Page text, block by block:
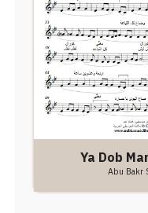
Ya Dob
Abu Bakr